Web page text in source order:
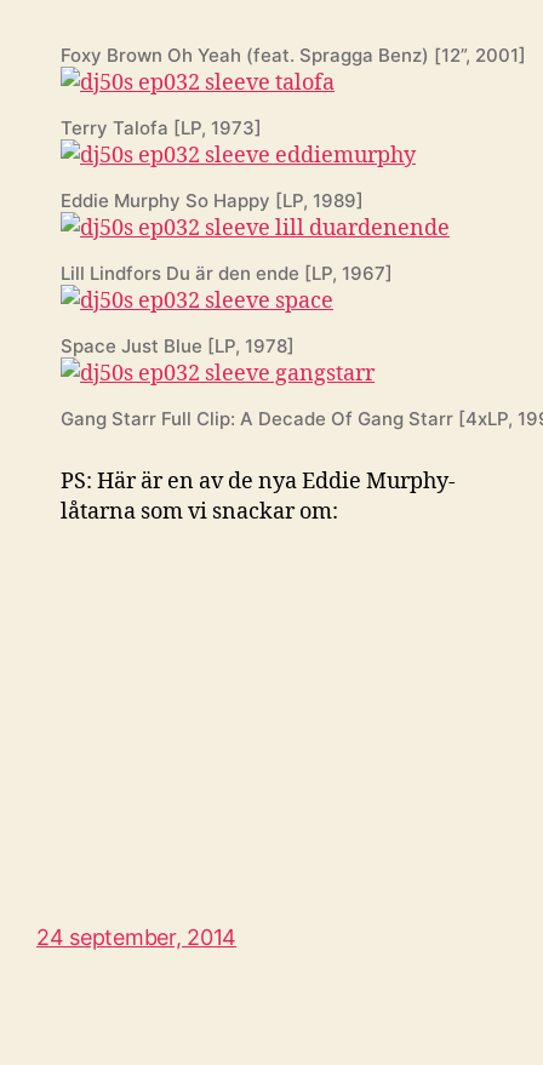
Foxy Brown Oh Yeah (feat. Spragga Benz) [12”, 2001]
Terry Talofa [LP, 1973]
Eddie Murphy So Happy [LP, 1989]
Lill Lindfors Du är den ende [LP, 1967]
Space Just Blue [LP, 1978]
Gang Starr Full Clip: A Decade Of Gang Starr [4xLP,
PS: Här är en av de nya Eddie Murphy-
låtarna som vi snackar om:
24 september, 2014